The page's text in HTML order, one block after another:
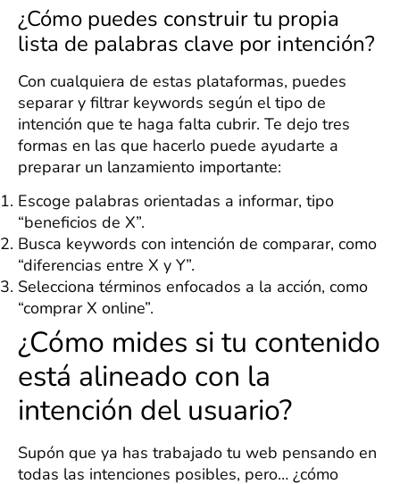
¿Cómo puedes construir tu propia
lista de palabras clave por intención?
Con cualquiera de estas plataformas, puedes
separar y filtrar keywords según el tipo de
intención que te haga falta cubrir. Te dejo tres
formas en las que hacerlo puede ayudarte a
preparar un lanzamiento importante:
Escoge palabras orientadas a informar, tipo
“beneficios de X”.
Busca keywords con intención de comparar, como
“diferencias entre X y Y”.
Selecciona términos enfocados a la acción, como
“comprar X online”.
¿Cómo mides si tu contenido
está alineado con la
intención del usuario?
Supón que ya has trabajado tu web pensando en
todas las intenciones posibles, pero… ¿cómo